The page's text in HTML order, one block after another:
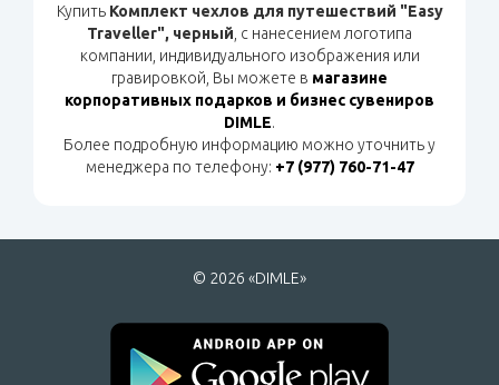
Купить Комплект чехлов для путешествий "Easy
Traveller", черный, с нанесением логотипа
компании, индивидуального изображения или
гравировкой, Вы можете в магазине
корпоративных подарков и бизнес сувениров
DIMLE.
Более подробную информацию можно уточнить у
менеджера по телефону: +7 (977) 760-71-47
© 2026 «DIMLE»